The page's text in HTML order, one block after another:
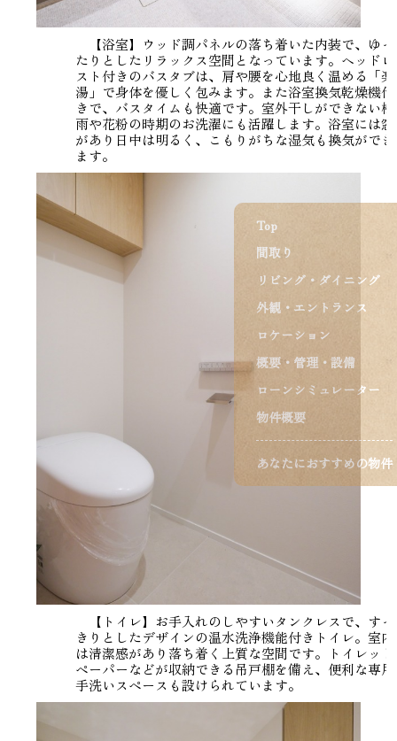
Top
間取り
リビング・ダイニング
外観・エントランス
ロケーション
概要・管理・設備
ローンシミュレーター
物件概要
あなたにおすすめの物件
【浴室】ウッド調パネルの落ち着いた内装で、ゆっ
たりとしたリラックス空間となっています。ヘッドレ
スト付きのバスタブは、肩や腰を心地良く温める「楽
湯」で身体を優しく包みます。また浴室換気乾燥機付
きで、バスタイムも快適です。室外干しができない梅
雨や花粉の時期のお洗濯にも活躍します。浴室には窓
があり日中は明るく、こもりがちな湿気も換気ができ
ます。
【トイレ】お手入れのしやすいタンクレスで、すっ
きりとしたデザインの温水洗浄機能付きトイレ。室内
は清潔感があり落ち着く上質な空間です。トイレット
ペーパーなどが収納できる吊戸棚を備え、便利な専用
手洗いスペースも設けられています。